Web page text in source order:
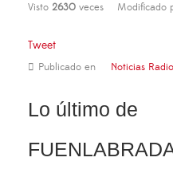
Visto 2630 veces Modificado
Tweet
Publicado en Noticias
Lo último de